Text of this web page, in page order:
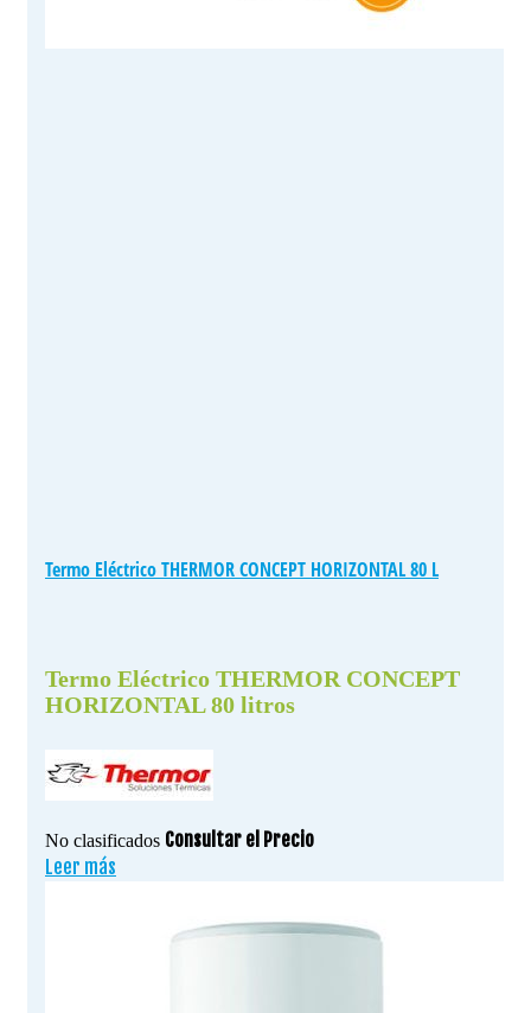
Termo Eléctrico THERMOR CONCEPT HORIZONTAL 80 L
Termo Eléctrico THERMOR CONCEPT
HORIZONTAL 80 litros
No clasificados Consultar el Precio
Leer más